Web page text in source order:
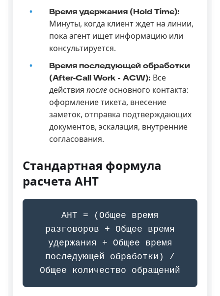
Время удержания (Hold Time):
Минуты, когда клиент ждет на линии,
пока агент ищет информацию или
консультируется.
Время последующей обработки
(After-Call Work - ACW): Все
действия после основного контакта:
оформление тикета, внесение
заметок, отправка подтверждающих
документов, эскалация, внутренние
согласования.
Стандартная формула
расчета AHT
AHT = (Общее время
разговоров + Общее время
удержания + Общее время
последующей обработки) /
Общее количество обращений